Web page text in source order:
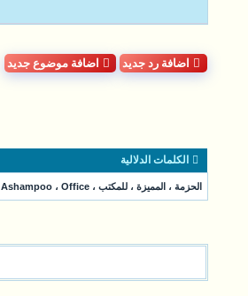
اضافة رد جديد اضافة موضوع جديد
الكلمات الدلالية
الحزمة ، المميزة ،للمكتب ، Ashampoo، Office